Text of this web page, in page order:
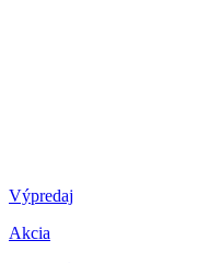
Výpredaj
Akcia